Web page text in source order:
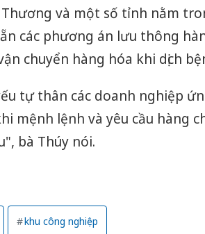
và một số tỉnh nằm
các phương án lưu thông
chuyển hàng hóa khi dịch
tự thân các doanh nghiệp
mệnh lệnh và yêu cầu hàng
bà Thúy nói.
khu công nghiệp